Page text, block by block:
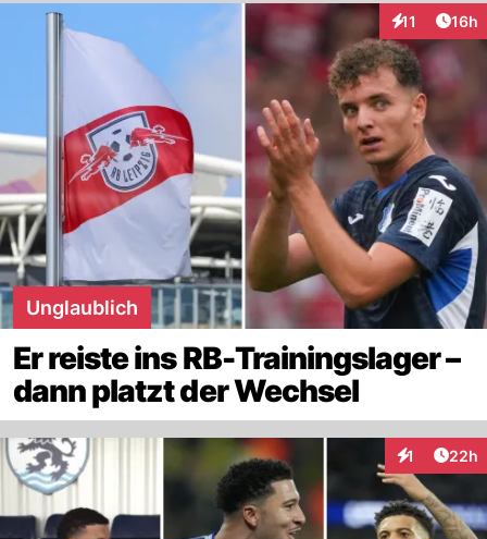
11
Interaktionen
16h
Unglaublich
Er reiste ins RB-Trainingslager –
dann platzt der Wechsel
1
Interaktionen
22h